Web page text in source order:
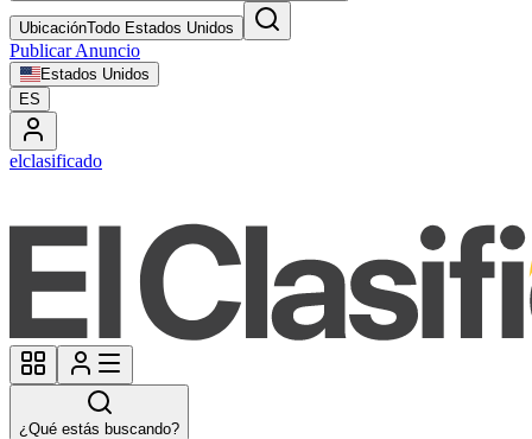
UbicaciónTodo Estados Unidos
Publicar Anuncio
Estados Unidos
ES
elclasificado
¿Qué estás buscando?